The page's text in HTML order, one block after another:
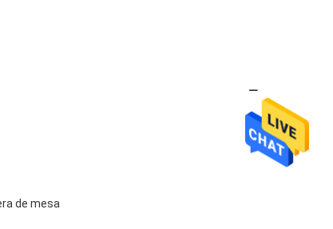
de mesa